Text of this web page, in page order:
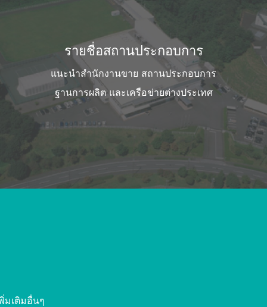
รายชื่อสถานประกอบการ
แนะนำสำนักงานขาย สถานประกอบการ
ฐานการผลิต และเครือข่ายต่างประเทศ
มเติมอื่นๆ